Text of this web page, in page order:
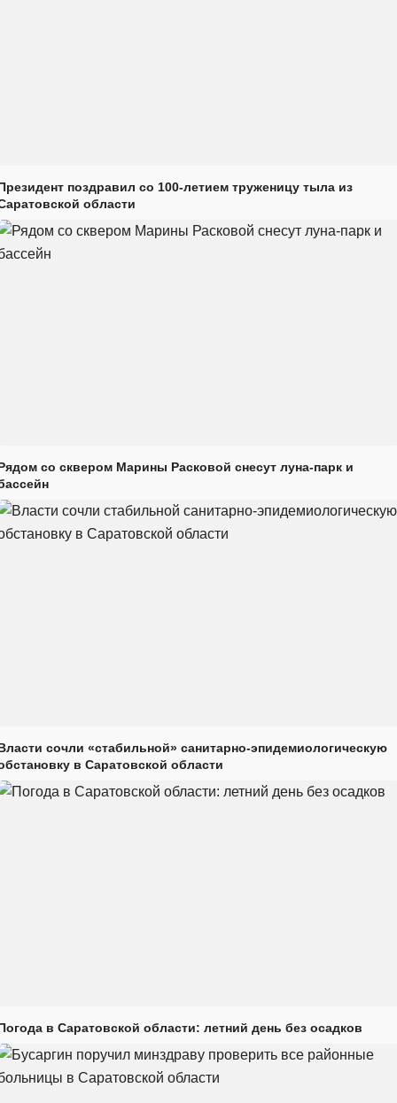
поздравил со 100-летием труженицу тыла из
области
со сквером Марины Расковой снесут луна-парк и
сочли «стабильной» санитарно-эпидемиологическую
в Саратовской области
в Саратовской области: летний день без осадков